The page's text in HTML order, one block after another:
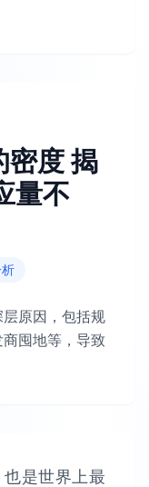
密度 揭
量不
原因，包括规
囤地等，导致
是世界上最